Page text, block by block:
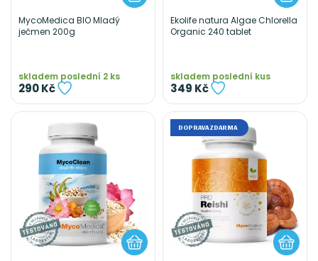
MycoMedica BIO Mladý
ječmen 200g
skladem poslední 2 ks
290 Kč
Ekolife natura Algae Chlorella
Organic 240 tablet
skladem poslední kus
349 Kč
DOPRAVA ZDARMA